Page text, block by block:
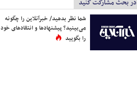
در بحث مشارکت کنید
شما نظر بدهید/ خبرآنلاین را چگونه
می‌بینید؟ پیشنهادها و انتقادهای خود
را بگویید